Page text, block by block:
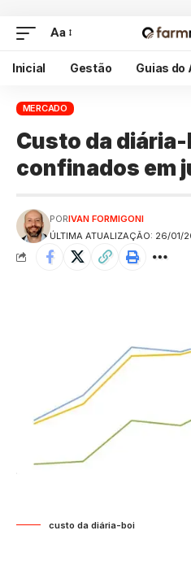
Aa
Inicial Gestão Guias do
MERCADO
Custo da
confinados em
ÚLTIMA ATUALIZAÇÃO: 26/01/
PORIVAN FORMIGONI
custo da diária-boi